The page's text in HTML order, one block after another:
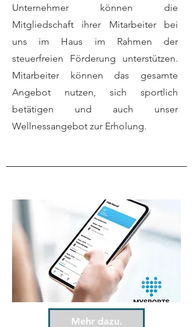
Unternehmer können die
Mitgliedschaft ihrer Mitarbeiter bei
uns im Haus im Rahmen der
steuerfreien Förderung unterstützen.
Mitarbeiter können das gesamte
Angebot nutzen, sich sportlich
betätigen und auch unser
Wellnessangebot zur Erholung.
Mehr dazu.